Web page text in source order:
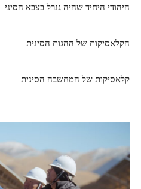
היהודי היחיד שהיה גנרל בצבא הסיני
הקלאסיקות של ההגות הסינית
קלאסיקות של המחשבה הסינית